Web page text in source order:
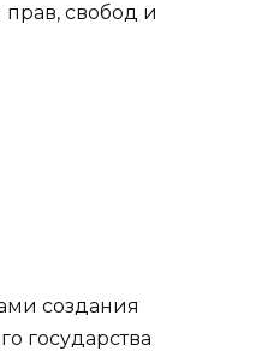
свобод и
создания
государства